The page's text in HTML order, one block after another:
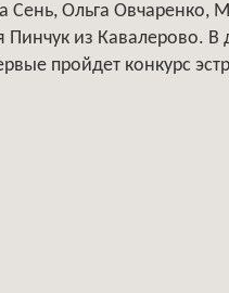
Сень, Ольга Овчаренко,
Пинчук из Кавалерово.
пройдет конкурс